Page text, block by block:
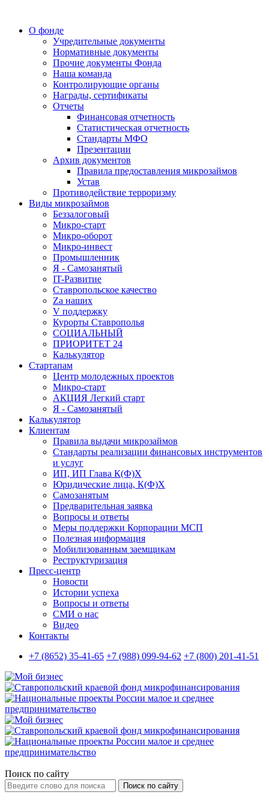
О фонде
Учредительные документы
Нормативные документы
Прочие документы Фонда
Наша команда
Контролирующие органы
Награды, сертификаты
Отчеты
Финансовая отчетность
Статистическая отчетность
Стандарты МФО
Презентации
Архив документов
Правила предоставления микрозаймов
Устав
Противодействие терроризму
Виды микрозаймов
Беззалоговый
Микро-старт
Микро-оборот
Микро-инвест
Промышленник
Я - Самозанятый
IT-Развитие
Ставропольское качество
Za наших
V поддержку
Курорты Ставрополья
СОЦИАЛЬНЫЙ
ПРИОРИТЕТ 24
Калькулятор
Стартапам
Центр молодежных проектов
Микро-старт
АКЦИЯ Легкий старт
Я - Самозанятый
Калькулятор
Клиентам
Правила выдачи микрозаймов
Стандарты реализации финансовых инструментов
и услуг
ИП, ИП Глава К(Ф)Х
Юридические лица, К(Ф)Х
Самозанятым
Предварительная заявка
Вопросы и ответы
Меры поддержки Корпорации МСП
Полезная информация
Мобилизованным заемщикам
Реструктуризация
Пресс-центр
Новости
Истории успеха
Вопросы и ответы
СМИ о нас
Видео
Контакты
+7 (8652) 35-41-65 +7 (988) 099-94-62 +7 (800) 201-41-51
Поиск по сайту
Поиск по сайту